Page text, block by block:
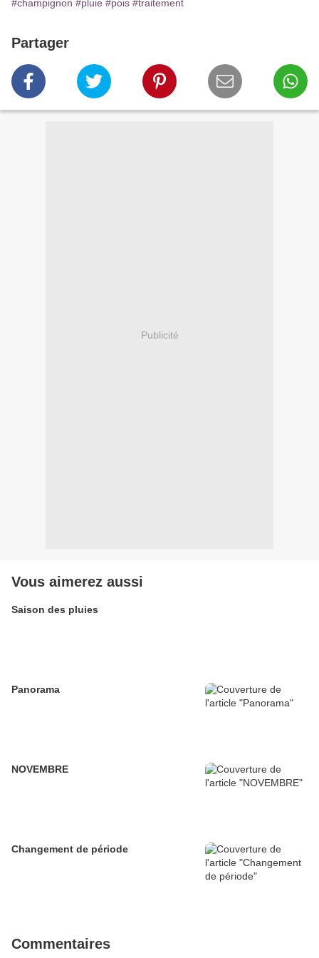
#champignon #pluie #pois #traitement
Partager
Publicité
Vous aimerez aussi
Saison des pluies
Panorama
NOVEMBRE
Changement de période
Commentaires